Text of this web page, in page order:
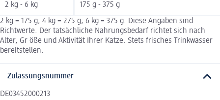
2 kg - 6 kg 175 g - 375 g
2 kg = 175 g; 4 kg = 275 g; 6 kg = 375 g. Diese Angaben sind
Richtwerte. Der tatsächliche Nahrungsbedarf richtet sich nach
Alter, Gr öße und Aktivität Ihrer Katze. Stets frisches Trinkwasser
bereitstellen.
Zulassungsnummer
DE03452000213